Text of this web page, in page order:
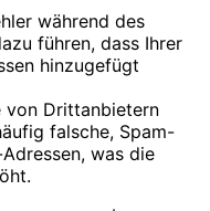
während des
führen, dass Ihrer
hinzugefügt
von Drittanbietern
falsche, Spam-
was die